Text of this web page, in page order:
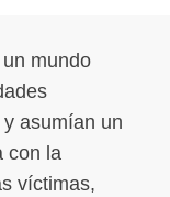
mundo
asumían un
con la
víctimas,